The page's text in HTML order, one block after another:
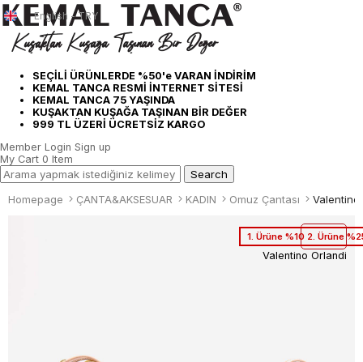
SEÇİLİ ÜRÜNLERDE %50'e VARAN İNDİRİM
KEMAL TANCA RESMİ İNTERNET SİTESİ
KEMAL TANCA 75 YAŞINDA
KUŞAKTAN KUŞAĞA TAŞINAN BİR DEĞER
999 TL ÜZERİ ÜCRETSİZ KARGO
English - TRY
Member Login Sign up
My Cart 0 Item
Homepage ÇANTA&AKSESUAR KADIN Omuz Çantası
1. Ürüne %10 2. Ürüne
Valentino Orlandi